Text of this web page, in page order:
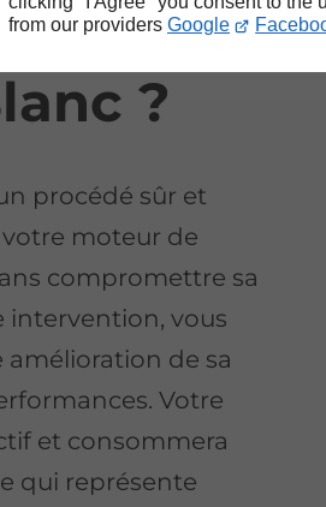
from our providers Google
Saint-
?
procédé sûr et
moteur de
compromettre sa
intervention, vous
de sa
Votre
et consommera
qui représente